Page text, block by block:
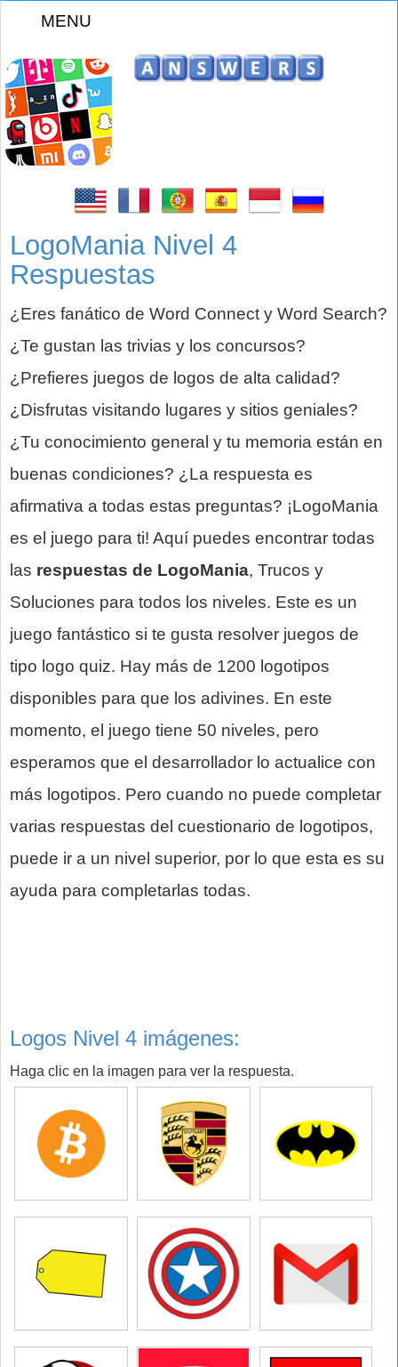
MENU
LogoMania Nivel 4
Respuestas
¿Eres fanático de Word Connect y Word Search?
¿Te gustan las trivias y los concursos?
¿Prefieres juegos de logos de alta calidad?
¿Disfrutas visitando lugares y sitios geniales?
¿Tu conocimiento general y tu memoria están en
buenas condiciones? ¿La respuesta es
afirmativa a todas estas preguntas? ¡LogoMania
es el juego para ti! Aquí puedes encontrar todas
las respuestas de LogoMania, Trucos y
Soluciones para todos los niveles. Este es un
juego fantástico si te gusta resolver juegos de
tipo logo quiz. Hay más de 1200 logotipos
disponibles para que los adivines. En este
momento, el juego tiene 50 niveles, pero
esperamos que el desarrollador lo actualice con
más logotipos. Pero cuando no puede completar
varias respuestas del cuestionario de logotipos,
puede ir a un nivel superior, por lo que esta es su
ayuda para completarlas todas.
Logos Nivel 4 imágenes:
Haga clic en la imagen para ver la respuesta.